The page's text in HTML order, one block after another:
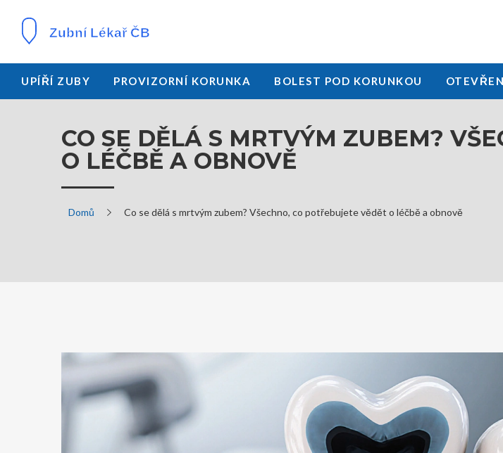
UPÍŘÍ ZUBY PROVIZORNÍ KORUNKA BOLEST POD KORUNKOU
CO SE DĚLÁ S MRTVÝM ZUBEM?
O LÉČBĚ A OBNOVĚ
Domů Co se dělá s mrtvým zubem? Všechno, co potřebujete vědět o léčbě a obnově